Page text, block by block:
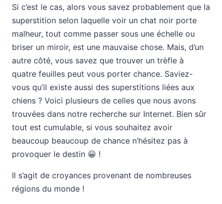
Si c’est le cas, alors vous savez probablement que la
superstition selon laquelle voir un chat noir porte
malheur, tout comme passer sous une échelle ou
briser un miroir, est une mauvaise chose. Mais, d’un
autre côté, vous savez que trouver un trèfle à
quatre feuilles peut vous porter chance. Saviez-
vous qu’il existe aussi des superstitions liées aux
chiens ? Voici plusieurs de celles que nous avons
trouvées dans notre recherche sur Internet. Bien sûr
tout est cumulable, si vous souhaitez avoir
beaucoup beaucoup de chance n’hésitez pas à
provoquer le destin 😀 !
Il s’agit de croyances provenant de nombreuses
régions du monde !